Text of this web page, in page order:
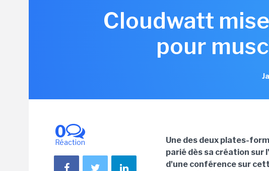
Cloudwatt
pour
0
Réaction
Une des deux plates-
parié dès sa création sur
d'une conférence sur